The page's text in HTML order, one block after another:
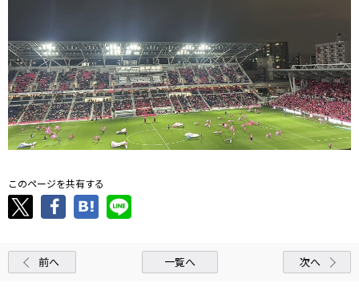
このページを共有する
前へ 一覧へ 次へ